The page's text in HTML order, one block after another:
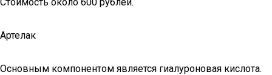
Артелак
Основным компонентом является гиалуроновая кислота.